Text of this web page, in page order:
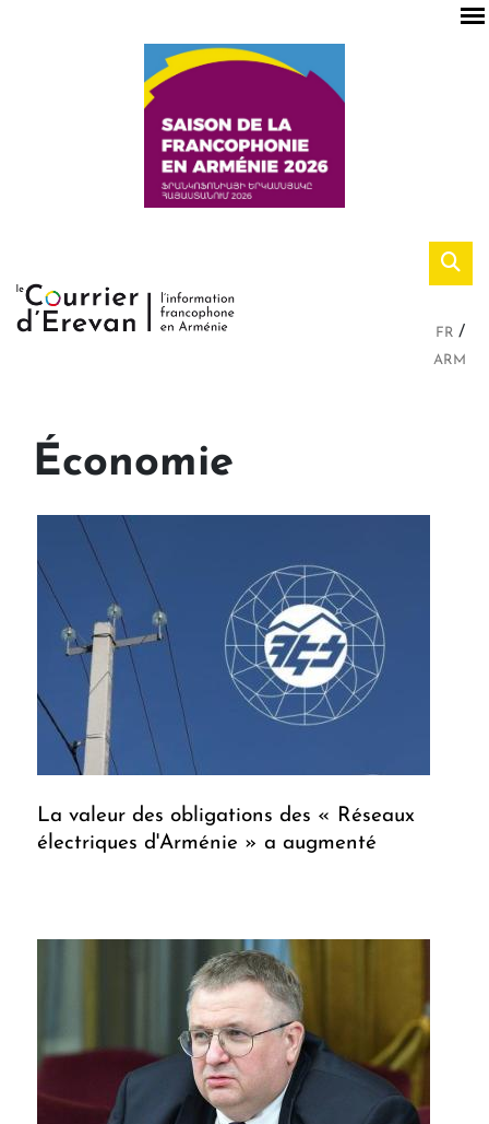
FR
ARM
Économie
La valeur des obligations des « Réseaux
électriques d'Arménie » a augmenté